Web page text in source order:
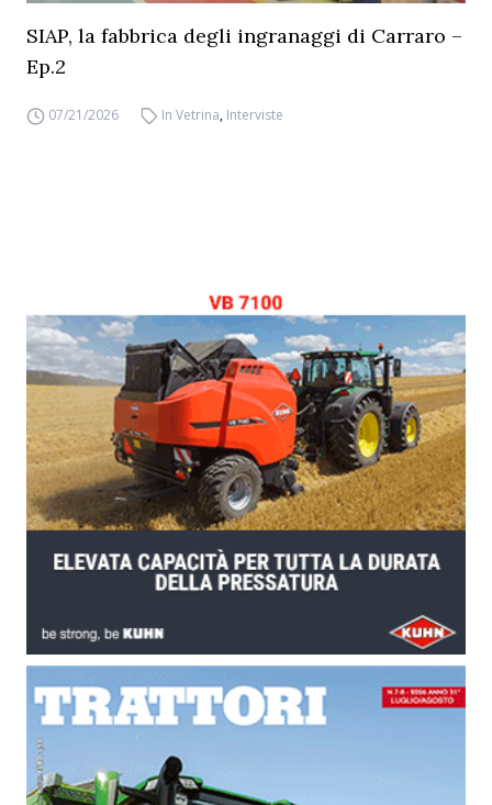
SIAP, la fabbrica degli ingranaggi di Carraro –
Ep.2
07/21/2026 In Vetrina, Interviste